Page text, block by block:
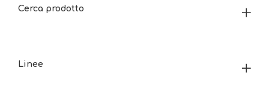
Cerca prodotto
Linee